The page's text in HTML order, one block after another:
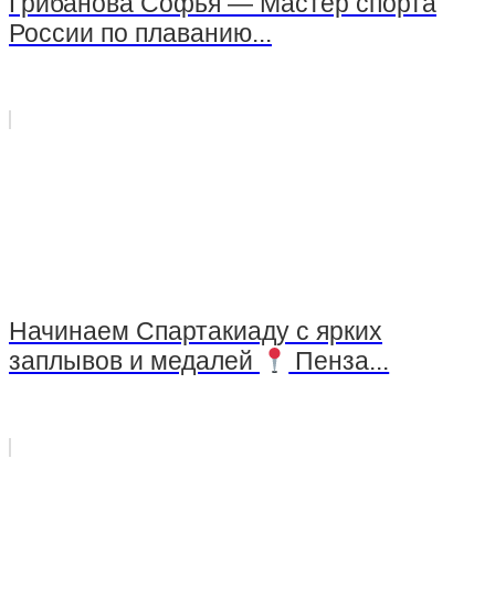
России по плаванию...
Начинаем Спартакиаду с ярких
заплывов и медалей
Пенза...